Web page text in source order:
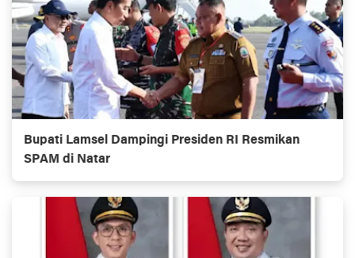
Bupati Lamsel Dampingi Presiden RI Resmikan
SPAM di Natar